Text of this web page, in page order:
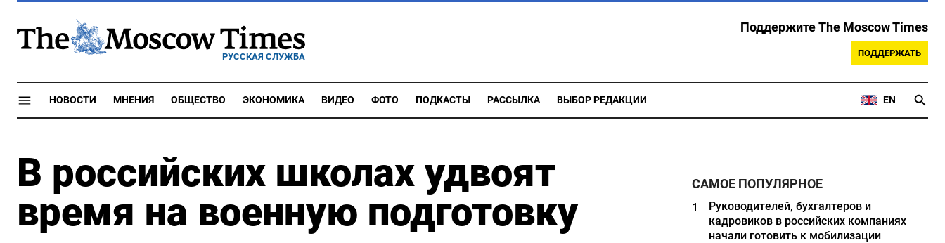
РУССКАЯ СЛУЖБА
Поддержите The Moscow Times
ПОДДЕРЖАТЬ
НОВОСТИ МНЕНИЯ ОБЩЕСТВО ЭКОНОМИКА ВИДЕО ФОТО ПОДКАСТЫ РАССЫЛКА ВЫБОР РЕДАКЦИИ EN
В российских школах удвоят
время на военную подготовку
САМОЕ ПОПУЛЯРНОЕ
1
Руководителей, бухгалтеров и
кадровиков в российских компаниях
начали готовить к мобилизации